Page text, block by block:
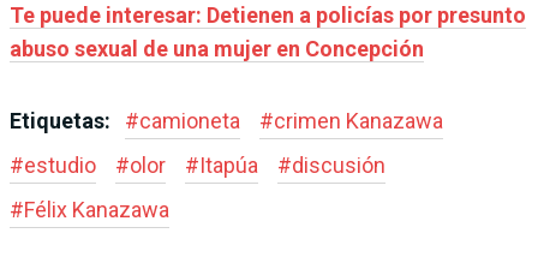
Te puede interesar: Detienen a policías por presunto
abuso sexual de una mujer en Concepción
Etiquetas: #camioneta #crimen Kanazawa
#estudio #olor #Itapúa #discusión
#Félix Kanazawa